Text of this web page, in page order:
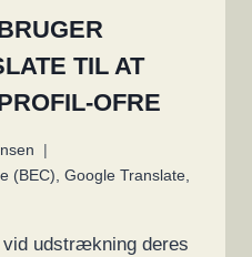
TIL AT
OFRE
(BEC) Google Translate
udstrækning deres